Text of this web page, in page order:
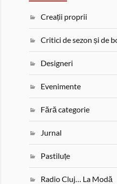
Creații proprii
Critici de sezon și de
Designeri
Evenimente
Fără categorie
Jurnal
Pastiluțe
Radio Cluj… La Modă